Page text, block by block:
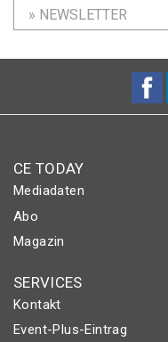
» NEWSLETTER
CE TODAY
Mediadaten
Abo
Magazin
SERVICES
Kontakt
Event-Plus-Eintrag